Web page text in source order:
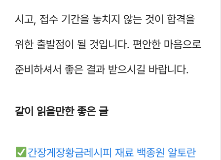
시고, 접수 기간을 놓치지 않는 것이 합격을
위한 출발점이 될 것입니다. 편안한 마음으로
준비하셔서 좋은 결과 받으시길 바랍니다.
같이 읽을만한 좋은 글
간장게장황금레시피 재료 백종원 알토란